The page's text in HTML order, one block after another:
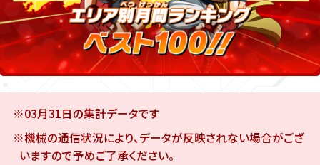
※03月31日の集計データです
※機械の通信状況により、データが反映されない場合がござ
いますので予めご了承ください。